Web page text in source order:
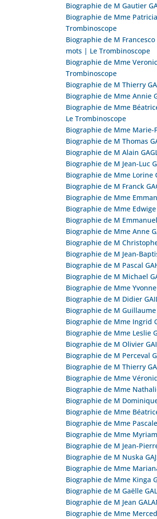
Biographie de M Gautier
Biographie de Mme
Trombinoscope
Biographie de M
mots | Le Trombinoscope
Biographie de Mme
Trombinoscope
Biographie de M Thierry
Biographie de Mme Annie
Biographie de Mme
Le Trombinoscope
Biographie de Mme Marie-
Biographie de M Thomas
Biographie de M Alain
Biographie de M Jean-Luc
Biographie de Mme Lorine
Biographie de M Franck
Biographie de Mme
Biographie de Mme
Biographie de M
Biographie de Mme Anne
Biographie de M
Biographie de M Jean-
Biographie de M Pascal
Biographie de M Michael
Biographie de Mme
Biographie de M Didier
Biographie de M
Biographie de Mme Ingrid
Biographie de Mme Leslie
Biographie de M Olivier
Biographie de M Perceval
Biographie de M Thierry
Biographie de Mme
Biographie de Mme
Biographie de M
Biographie de Mme
Biographie de Mme
Biographie de Mme
Biographie de M Jean-
Biographie de M Nuska
Biographie de Mme
Biographie de Mme Kinga
Biographie de M Gaëlle
Biographie de M Jean
Biographie de Mme